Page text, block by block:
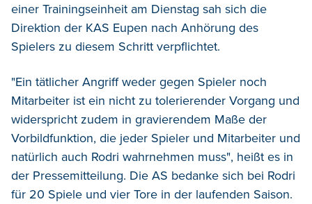
einer Trainingseinheit am Dienstag sah sich die
Direktion der KAS Eupen nach Anhörung des
Spielers zu diesem Schritt verpflichtet.
"Ein tätlicher Angriff weder gegen Spieler noch
Mitarbeiter ist ein nicht zu tolerierender Vorgang und
widerspricht zudem in gravierendem Maße der
Vorbildfunktion, die jeder Spieler und Mitarbeiter und
natürlich auch Rodri wahrnehmen muss", heißt es in
der Pressemitteilung. Die AS bedanke sich bei Rodri
für 20 Spiele und vier Tore in der laufenden Saison.